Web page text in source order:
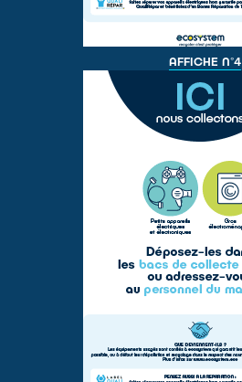
AFFICHE N°4